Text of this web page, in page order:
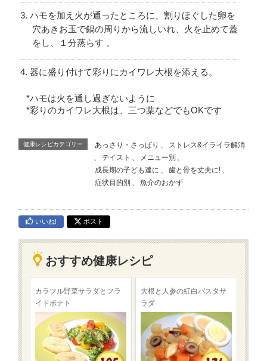
ハモを加え火が通ったところに、割りほぐした卵を
穴あきお玉で鍋の周りから流しいれ、火を止めて蓋
をし、１分蒸らす 。
器に盛り付けて彩りにカイワレ大根を添える。
*ハモは火を通し過ぎないように
*彩りのカイワレ大根は、三つ葉などでもOKです
健康レシピカテゴリー あっさり・さっぱり 、
ストレス&イライラ解消
、
テイスト 、 メニュー別 、
成長期の子ども達に 、 歯と骨を丈夫に! 、
症状目的別 、 魚介のおかず
いいね! ポスト
おすすめ健康レシピ
カラフル野菜サラダとフラ
イドポテト
大根と人参の紅白パスタサ
ラダ